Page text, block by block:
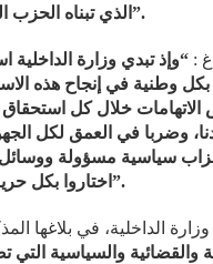
الذي تبناه الحزب المعني خلال الاستحقاقات الانتخابية ليوم 8 شتنبر 2021”.
: “وإذ تبدي وزارة
بكل وطنية في إنجاح هذه
خلال كل استحقاق
وضربا في العمق لكل
سياسية مسؤولة ووسائل
اختاروا بكل حرية ومسؤولية من يمثلهم في تدبير الشأن العام الوطني”.
الداخلية، في بلاغها
والقضائية والسياسية